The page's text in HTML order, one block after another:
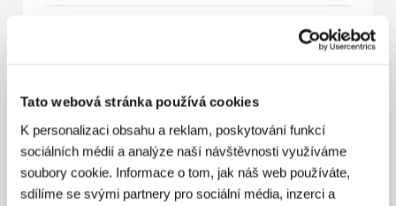
Tato webová stránka používá cookies
K personalizaci obsahu a reklam, poskytování funkcí
sociálních médií a analýze naší návštěvnosti využíváme
soubory cookie. Informace o tom, jak náš web používáte,
sdílíme se svými partnery pro sociální média, inzerci a
Rózsovy písně
(A Rózsa énekei)
Režie: Andor Szilágyi / Maďarsko, Itálie, 2003, 98 min
Sekce:Hlavní soutěž